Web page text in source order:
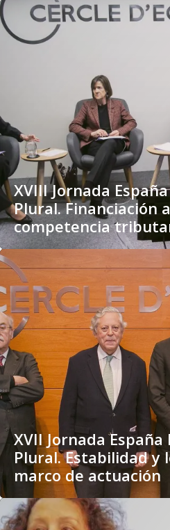
XVIII Jornada
Plural. Financiación
competencia
XVII Jornada
Plural. Estabilidad y
marco de actuación